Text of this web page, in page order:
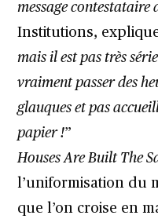
message contestataire
Institutions,
mais il est pas très
vraiment passer des
glauques et pas
papier !”
Houses Are Built The
l’uniformisation du
que l’on croise en